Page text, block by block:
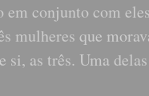
conjunto com
mulheres que
si, as três. Uma